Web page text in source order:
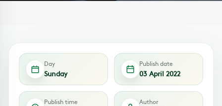
Day
Sunday
Publish date
03 April 2022
Publish time Author